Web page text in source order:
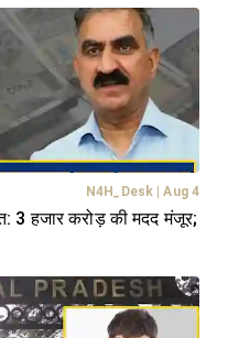
N4H_Desk | Aug 4
3 हजार करोड़ की मदद मंजूर;